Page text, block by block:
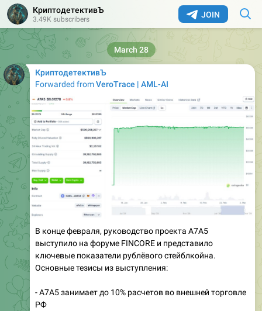
JOIN
КриптодетективЪ
3.49K subscribers
КриптодетективЪ
Forwarded fromVeroTrace | AML-AI
В конце февраля, руководство проекта A7A5
выступило на форуме FINCORE и представило
ключевые показатели рублёвого стейблкойна.
Основные тезисы из выступления:
- А7А5 занимает до 10% расчетов во внешней торговле
РФ
March 28